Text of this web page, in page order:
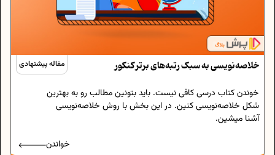
مقاله پیشنهادی خلاصه‌نویسی به سبک رتبه‌های برتر کنکور
خوندن کتاب درسی کافی نیست. باید بتونین مطالب رو به بهترین
شکل خلاصه‌نویسی کنین. در این بخش با روش خلاصه‌نویسی
آشنا میشین.
خواندن